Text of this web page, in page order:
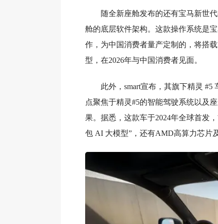
随全新座舱发布的还有宝马新世
舱的底层软件架构。这款操作系统是
作，为中国消费者量产定制的，将搭
型，在2026年与中国消费者见面。
此外，smart宣布，其旗下精灵 #5
点聚焦于精灵#5的智能驾驶系统以及
果。据悉，这款车于2024年全球首发
包 AI 大模型”，还有AMD高算力芯片